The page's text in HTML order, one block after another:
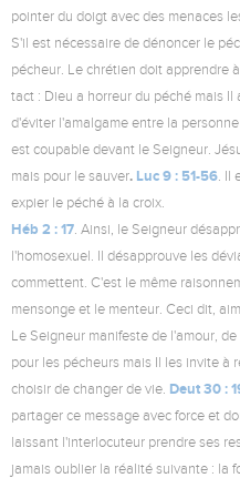
pointer du doigt avec des menaces
S'il est nécessaire de dénoncer le
pécheur. Le chrétien doit apprendre
tact : Dieu a horreur du péché mais
d'éviter l'amalgame entre la
est coupable devant le Seigneur.
mais pour le sauver. Luc 9 : 51-56. Il
expier le péché à la croix.
Héb 2 : 17. Ainsi, le Seigneur
l'homosexuel. Il désapprouve les
commettent. C'est le même
mensonge et le menteur. Ceci dit,
Le Seigneur manifeste de l'amour,
pour les pécheurs mais Il les invite à
choisir de changer de vie. Deut 30 :
partager ce message avec force et
laissant l'interlocuteur prendre ses
jamais oublier la réalité suivante : la